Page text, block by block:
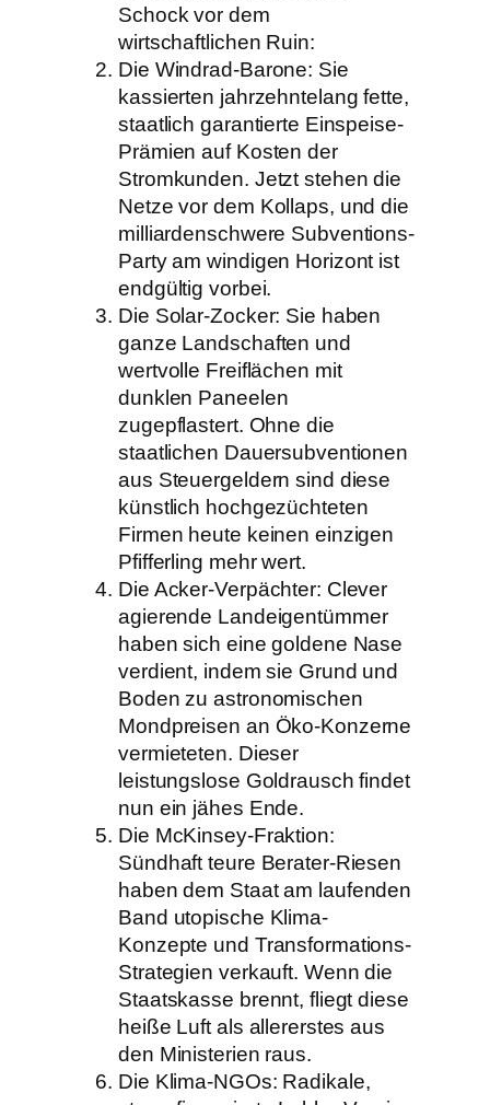
Schock vor dem
wirtschaftlichen Ruin:
Die Windrad-Barone: Sie
kassierten jahrzehntelang fette,
staatlich garantierte Einspeise-
Prämien auf Kosten der
Stromkunden. Jetzt stehen die
Netze vor dem Kollaps, und die
milliardenschwere Subventions-
Party am windigen Horizont ist
endgültig vorbei.
Die Solar-Zocker: Sie haben
ganze Landschaften und
wertvolle Freiflächen mit
dunklen Paneelen
zugepflastert. Ohne die
staatlichen Dauersubventionen
aus Steuergeldern sind diese
künstlich hochgezüchteten
Firmen heute keinen einzigen
Pfifferling mehr wert.
Die Acker-Verpächter: Clever
agierende Landeigentümmer
haben sich eine goldene Nase
verdient, indem sie Grund und
Boden zu astronomischen
Mondpreisen an Öko-Konzerne
vermieteten. Dieser
leistungslose Goldrausch findet
nun ein jähes Ende.
Die McKinsey-Fraktion:
Sündhaft teure Berater-Riesen
haben dem Staat am laufenden
Band utopische Klima-
Konzepte und Transformations-
Strategien verkauft. Wenn die
Staatskasse brennt, fliegt diese
heiße Luft als allererstes aus
den Ministerien raus.
Die Klima-NGOs: Radikale,